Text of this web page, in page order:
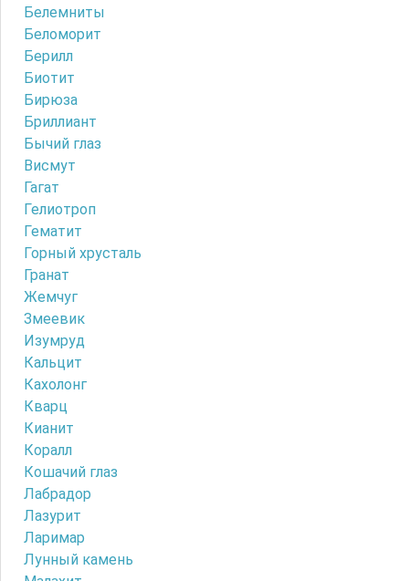
Белемниты
Беломорит
Берилл
Биотит
Бирюза
Бриллиант
Бычий глаз
Висмут
Гагат
Гелиотроп
Гематит
Горный хрусталь
Гранат
Жемчуг
Змеевик
Изумруд
Кальцит
Кахолонг
Кварц
Кианит
Коралл
Кошачий глаз
Лабрадор
Лазурит
Ларимар
Лунный камень